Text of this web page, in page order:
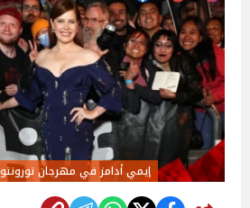
إيمي أدامز في مهرجان تورونتو